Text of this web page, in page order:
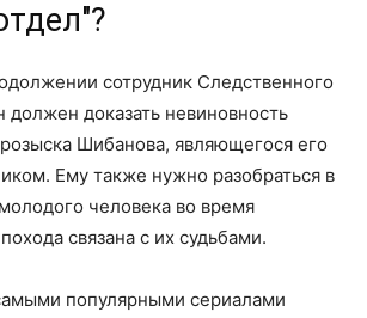
сотрудник Следственного
должен доказать невиновность
Шибанова, являющегося его
Ему также нужно разобраться в
человека во время
связана с их судьбами.
популярными сериалами